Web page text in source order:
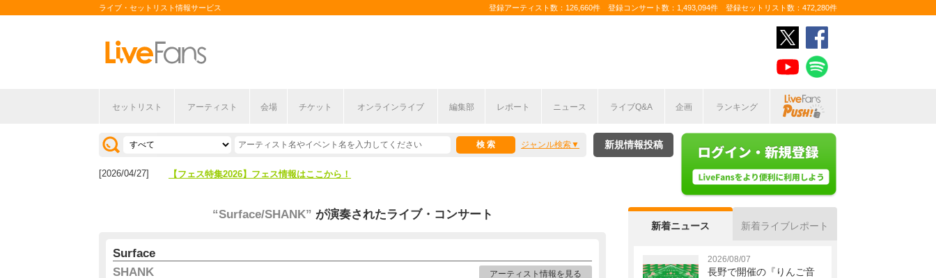
ライブ・セットリスト情報サービス 登録アーティスト数：126,660件 登録コンサート数：1,493,094件 登録セットリスト数：472,280件
セットリスト アーティスト 会場 チケット オンラインライブ 編集部 レポート ニュース ライブQ&A 企画 ランキング
ジャンル検索
[2026/07/28] 【ライブ動員ランキング】2026年上半期編発表！
[2026/04/27] 【フェス特集2026】フェス情報はここから！
新規情報投稿
“Surface/SHANK” が演奏されたライブ・コンサート
Surface
SHANK
アーティスト情報を見る
新着ニュース 新着ライブレポート
2026/08/07
長野で開催の『りんご音